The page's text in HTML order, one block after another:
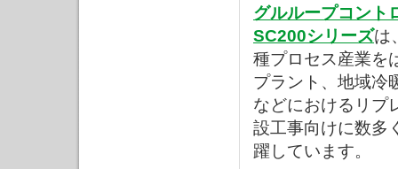
グルループコント
SC200シリーズは
種プロセス産業を
プラント、地域冷
などにおけるリプ
設工事向けに数多
躍しています。